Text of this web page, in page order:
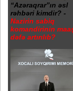
“Azəraqrar”ın əsl
rəhbəri kimdir? -
Nazirin sabiq
komandirinin
dəfə artırılıb?